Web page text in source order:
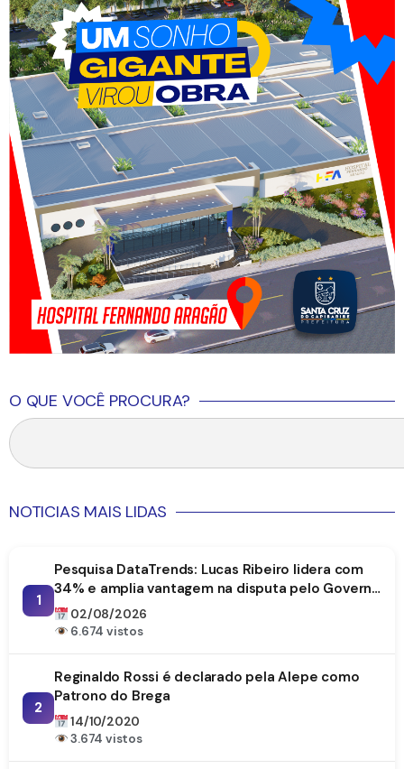
O QUE VOCÊ PROCURA?
NOTICIAS MAIS LIDAS
1
Pesquisa DataTrends: Lucas Ribeiro lidera com
34% e amplia vantagem na disputa pelo Governo
da Paraíba
02/08/2026
6.674 vistos
2
Reginaldo Rossi é declarado pela Alepe como
Patrono do Brega
14/10/2020
3.674 vistos